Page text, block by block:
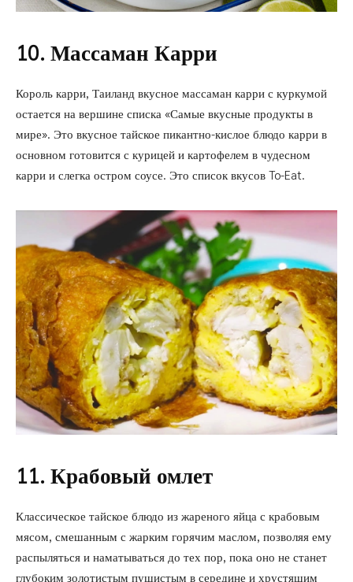
10. Массаман Карри
Король карри, Таиланд вкусное массаман карри с куркумой
остается на вершине списка «Самые вкусные продукты в
мире». Это вкусное тайское пикантно-кислое блюдо карри в
основном готовится с курицей и картофелем в чудесном
карри и слегка остром соусе. Это список вкусов To-Eat.
11. Крабовый омлет
Классическое тайское блюдо из жареного яйца с крабовым
мясом, смешанным с жарким горячим маслом, позволяя ему
распыляться и наматываться до тех пор, пока оно не станет
глубоким золотистым пушистым в середине и хрустящим